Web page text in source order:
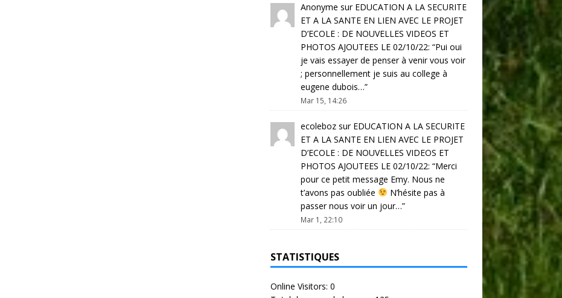
Anonyme sur EDUCATION A LA SECURITE
ET A LA SANTE EN LIEN AVEC LE PROJET
D’ECOLE : DE NOUVELLES VIDEOS ET
PHOTOS AJOUTEES LE 02/10/22: “Pui oui
je vais essayer de penser à venir vous voir
; personnellement je suis au college à
eugene dubois…”
Mar 15, 14:26
ecolebozsur EDUCATION A LA SECURITE
ET A LA SANTE EN LIEN AVEC LE PROJET
D’ECOLE : DE NOUVELLES VIDEOS ET
PHOTOS AJOUTEES LE 02/10/22: “Merci
pour ce petit message Emy. Nous ne
t’avons pas oubliée
N’hésite pas à
passer nous voir un jour…”
Mar 1, 22:10
STATISTIQUES
Online Visitors: 0